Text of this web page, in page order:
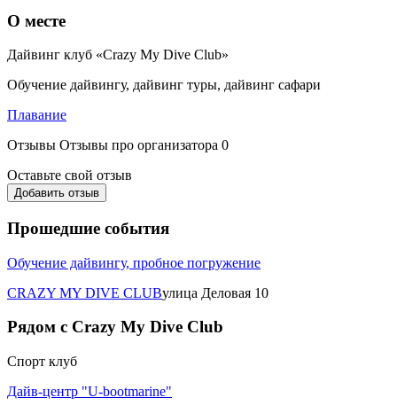
О месте
Дайвинг клуб «Crazy My Dive Club»
Обучение дайвингу, дайвинг туры, дайвинг сафари
Плавание
Отзывы Отзывы про организатора 0
Оставьте свой отзыв
Добавить отзыв
Прошедшие события
Обучение дайвингу, пробное погружение
CRAZY MY DIVE CLUBулица Деловая 10
Рядом с Crazy My Dive Club
Спорт клуб
Дайв-центр "U-bootmarine"